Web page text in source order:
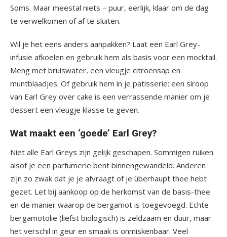
Soms. Maar meestal niets – puur, eerlijk, klaar om de dag
te verwelkomen of af te sluiten.
Wil je het eens anders aanpakken? Laat een Earl Grey-
infusie afkoelen en gebruik hem als basis voor een mocktail.
Meng met bruiswater, een vleugje citroensap en
muntblaadjes. Of gebruik hem in je patisserie: een siroop
van Earl Grey over cake is een verrassende manier om je
dessert een vleugje klasse te geven.
Wat maakt een ‘goede’ Earl Grey?
Niet alle Earl Greys zijn gelijk geschapen. Sommigen ruiken
alsof je een parfumerie bent binnengewandeld. Anderen
zijn zo zwak dat je je afvraagt of je überhaupt thee hebt
gezet. Let bij aankoop op de herkomst van de basis-thee
en de manier waarop de bergamot is toegevoegd. Echte
bergamotolie (liefst biologisch) is zeldzaam en duur, maar
het verschil in geur en smaak is onmiskenbaar. Veel